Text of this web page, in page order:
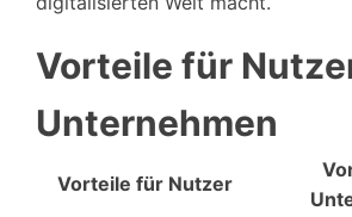
Vorteile für
Unternehmen
Vorteile für Nutzer